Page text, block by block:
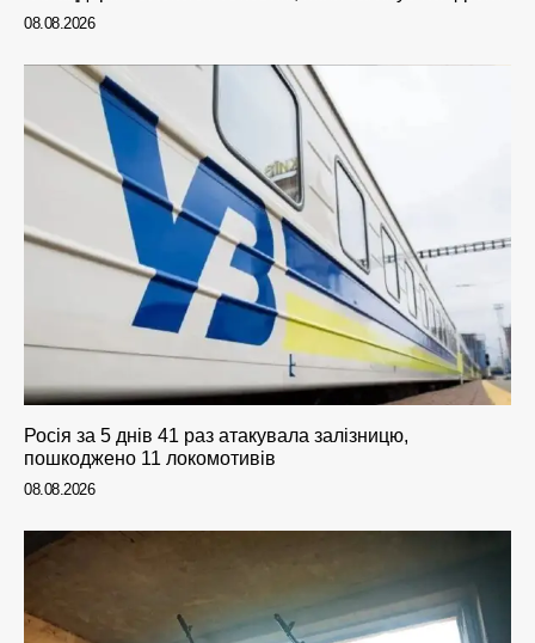
08.08.2026
Росія за 5 днів 41 раз атакувала залізницю,
пошкоджено 11 локомотивів
08.08.2026